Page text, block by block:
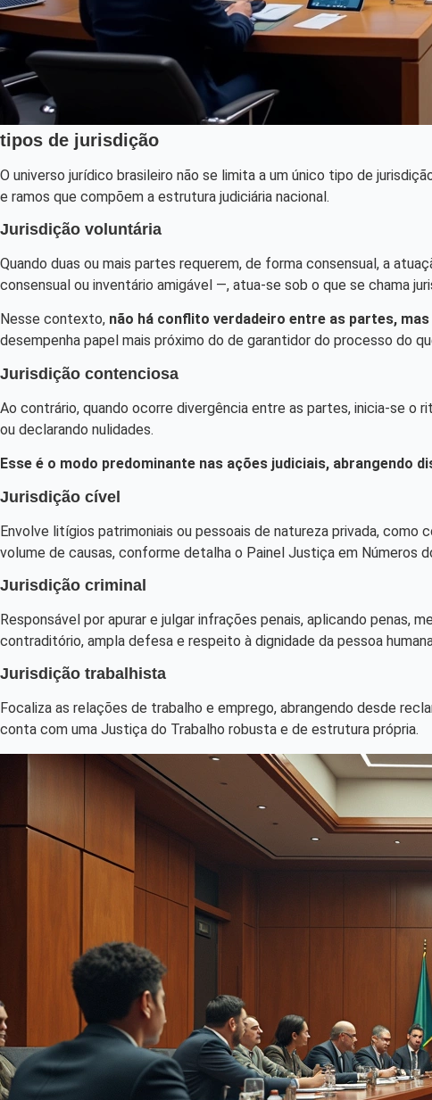
tipos de jurisdição
O universo jurídico brasileiro não se limita a um único tipo de
e ramos que compõem a estrutura judiciária nacional.
Jurisdição voluntária
Quando duas ou mais partes requerem, de forma consensual, a
consensual ou inventário amigável —, atua-se sob o que se chama
Nesse contexto, não há conflito verdadeiro entre as partes,
desempenha papel mais próximo do de garantidor do processo do
Jurisdição contenciosa
Ao contrário, quando ocorre divergência entre as partes, inicia-se o
ou declarando nulidades.
Esse é o modo predominante nas ações judiciais,
Jurisdição cível
Envolve litígios patrimoniais ou pessoais de natureza privada,
volume de causas, conforme detalha o Painel Justiça em Números
Jurisdição criminal
Responsável por apurar e julgar infrações penais, aplicando
contraditório, ampla defesa e respeito à dignidade da pessoa
Jurisdição trabalhista
Focaliza as relações de trabalho e emprego, abrangendo desde
conta com uma Justiça do Trabalho robusta e de estrutura própria.